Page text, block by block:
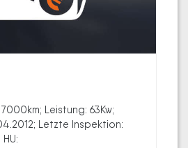
Leistung: 63Kw;
Letzte Inspektion: